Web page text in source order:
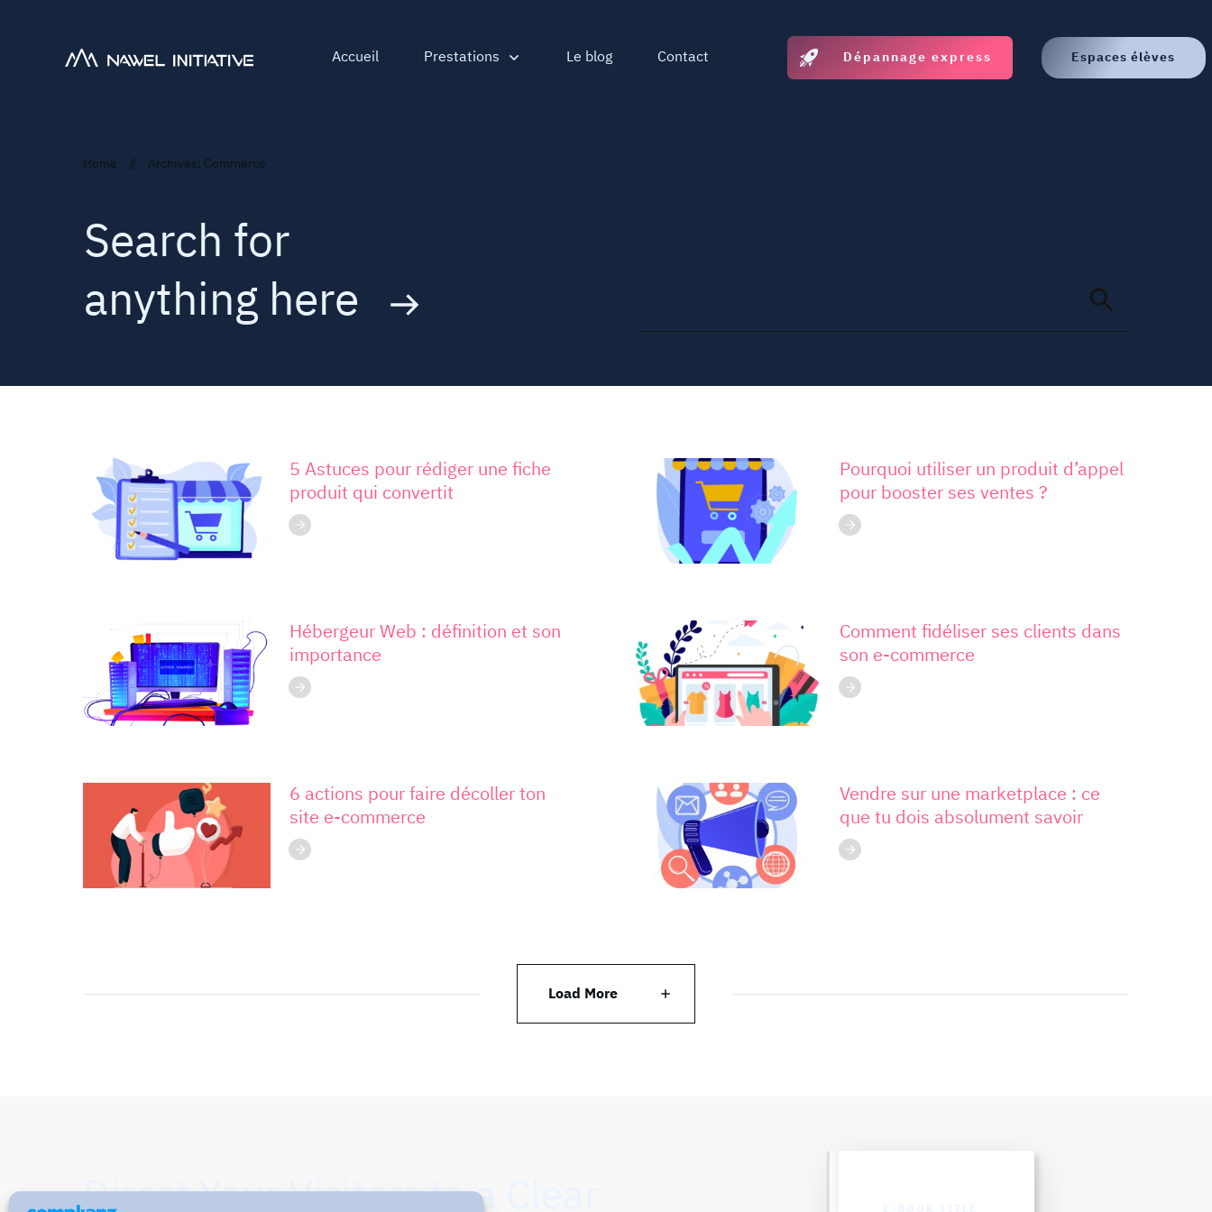
Accueil Prestations Le blog Contact Dépannage express Espaces élèves
Home // Archives: Commerce
Search for
anything here
5 Astuces pour rédiger une fiche
produit qui convertit
Pourquoi utiliser un produit d’appel
pour booster ses ventes ?
Hébergeur Web : définition et son
importance
Comment fidéliser ses clients dans
son e-commerce
6 actions pour faire décoller ton
site e-commerce
Vendre sur une marketplace : ce
que tu dois absolument savoir
Load More
Direct Your Visitors to a Clear